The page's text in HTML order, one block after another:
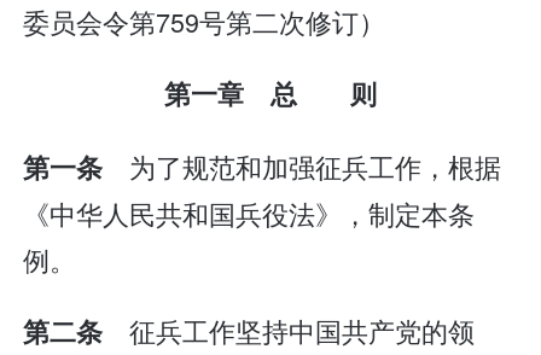
委员会令第759号第二次修订）
第一章 总 则
第一条 为了规范和加强征兵工作，根据
《中华人民共和国兵役法》，制定本条
例。
第二条 征兵工作坚持中国共产党的领